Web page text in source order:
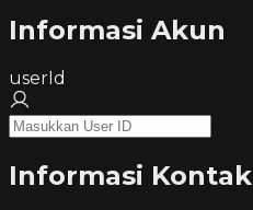
Informasi Akun
userId
Informasi Kontak